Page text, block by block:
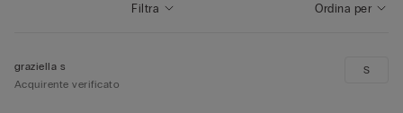
Ordina per
Filtra
graziella s
Acquirente verificato
S